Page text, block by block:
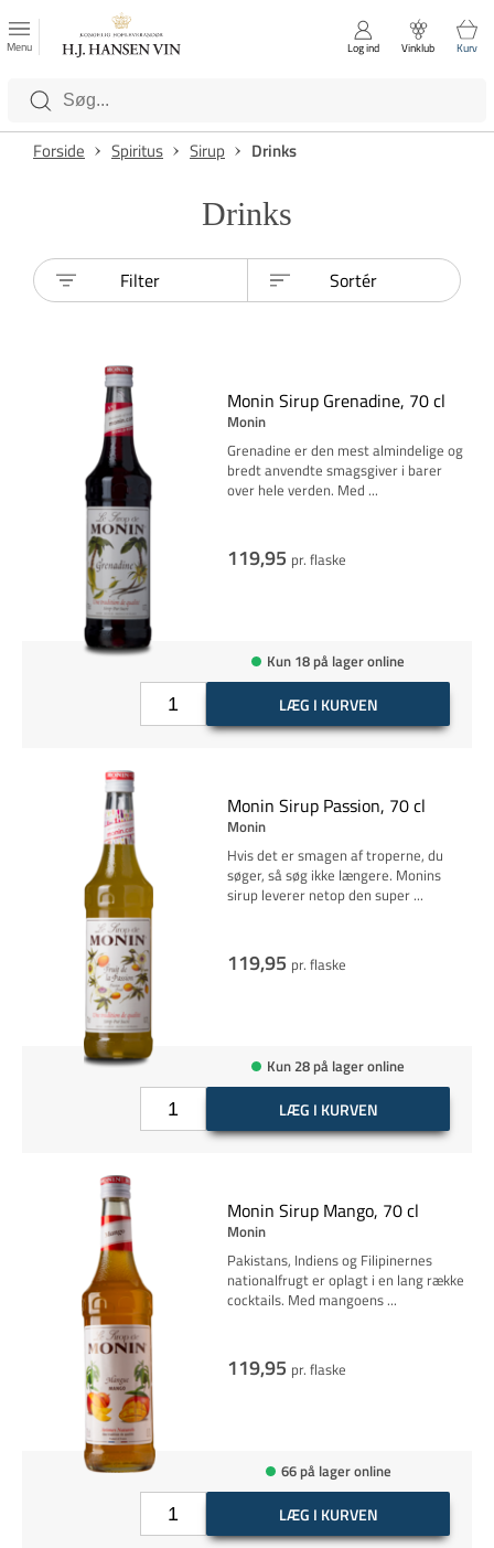
Luk
Kategorier
Menu Log ind Vinklub Kurv
Forside Spiritus Sirup Drinks
Drinks
Filter Sortér
Monin Sirup Grenadine, 70 cl
Monin
Grenadine er den mest almindelige og
bredt anvendte smagsgiver i barer
over hele verden. Med ...
119,95 pr. flaske
Kun 18 på lager online
LÆG I KURVEN
Monin Sirup Passion, 70 cl
Monin
Hvis det er smagen af troperne, du
søger, så søg ikke længere. Monins
sirup leverer netop den super ...
119,95 pr. flaske
Kun 28 på lager online
LÆG I KURVEN
Monin Sirup Mango, 70 cl
Monin
Pakistans, Indiens og Filipinernes
nationalfrugt er oplagt i en lang række
cocktails. Med mangoens ...
119,95 pr. flaske
66 på lager online
LÆG I KURVEN